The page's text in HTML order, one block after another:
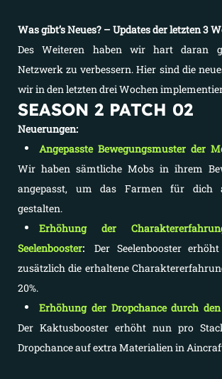
Was gibt’s Neues? – Updates der letzten 3
Des Weiteren haben wir hart daran
Netzwerk zu verbessern. Hier sind die
wir in den letzten drei Wochen
SEASON 2 PATCH 02
Neuerungen:
Angepasste Bewegungsmuster der
Wir haben sämtliche Mobs in ihrem
angepasst, um das Farmen für dich
gestalten.
Erhöhung der
Seelenbooster:
Der Seelenbooster
zusätzlich die erhaltene
20%.
Erhöhung der Dropchance durch
Der Kaktusbooster erhöht nun pro
Dropchance auf extra Materialien in